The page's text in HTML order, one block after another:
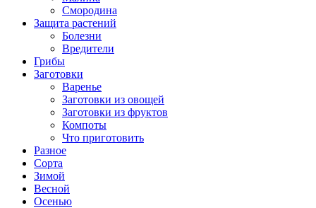
Смородина
Защита растений
Болезни
Вредители
Грибы
Заготовки
Варенье
Заготовки из овощей
Заготовки из фруктов
Компоты
Что приготовить
Разное
Сорта
Зимой
Весной
Осенью